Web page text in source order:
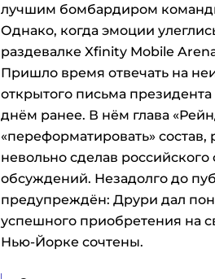
лучшим бомбардиром
Однако, когда эмоции
раздевалке Xfinity Mobile
Пришло время отвечать на
открытого письма
днём ранее. В нём глава
«переформатировать»
невольно сделав
обсуждений. Незадолго до
предупреждён: Друри дал
успешного приобретения на
Нью-Йорке сочтены.